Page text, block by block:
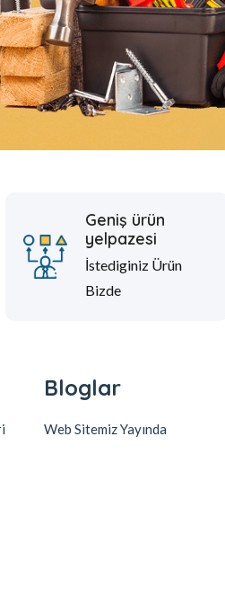
Geniş ürün
yelpazesi
İstediginiz Ürün
Bizde
Bloglar
Web Sitemiz Yayında